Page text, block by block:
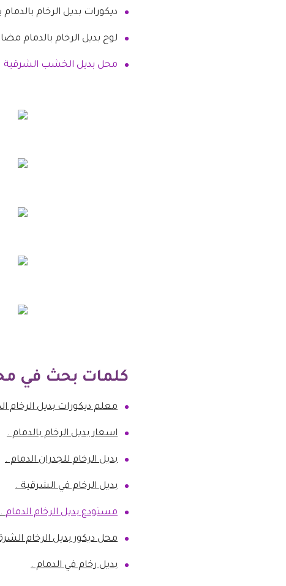
ديكورات بديل الرخام
لوح بديل الرخام بالدمام
محل بديل الخشب الشرقية
كلمات بحث في
معلم ديكورات بديل الرخام
اسعار بديل الرخام بالدمام .
بديل الرخام للجدران الدمام .
بديل الرخام في الشرقية .
مستودع بديل الرخام الدمام.
محل ديكور بديل الرخام
بديل رخام في الدمام .